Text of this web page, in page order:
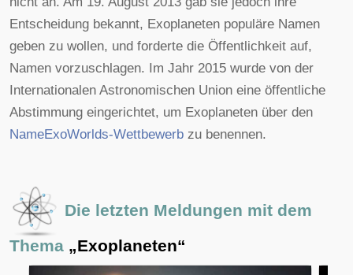
Entscheidung bekannt, Exoplaneten populäre Namen
geben zu wollen, und forderte die Öffentlichkeit auf,
Namen vorzuschlagen. Im Jahr 2015 wurde von der
Internationalen Astronomischen Union eine öffentliche
Abstimmung eingerichtet, um Exoplaneten über den
NameExoWorlds-Wettbewerb zu benennen.
Die letzten Meldungen mit dem
Thema „Exoplaneten“